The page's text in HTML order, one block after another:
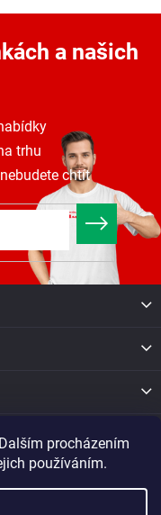
procházením
používáním.
a našich
trhu
chtít